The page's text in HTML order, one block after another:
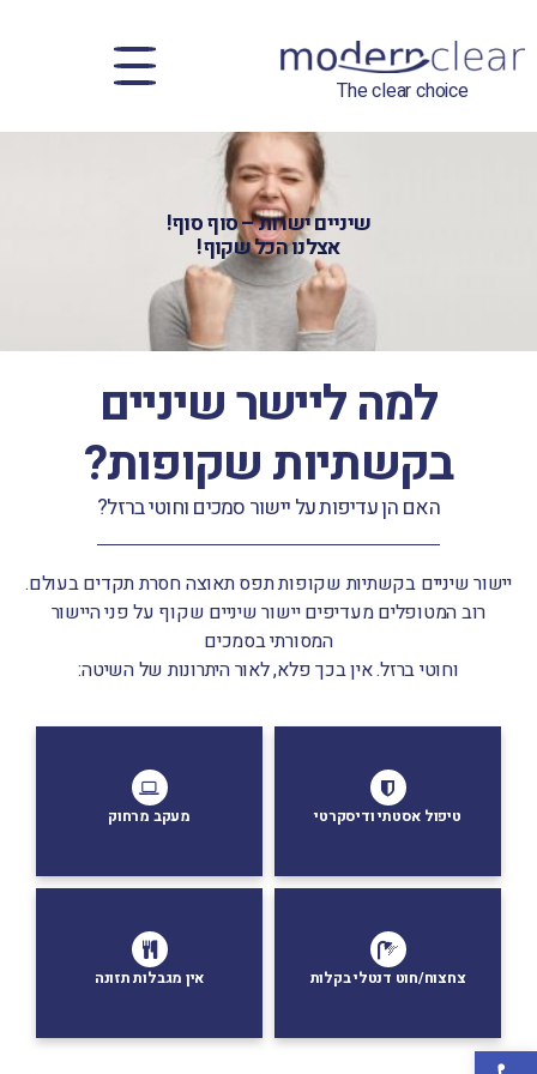
פתח סרגל נגישות
The clear choice
שיניים ישרות – סוף סוף!
אצלנו הכל שקוף!
למה ליישר שיניים
בקשתיות שקופות?
האם הן עדיפות על יישור סמכים וחוטי ברזל?
יישור שיניים בקשתיות שקופות תפס תאוצה חסרת תקדים בעולם.
רוב המטופלים מעדיפים יישור שיניים שקוף על פני היישור
המסורתי בסמכים
וחוטי ברזל. אין בכך פלא, לאור היתרונות של השיטה:
טיפול אסטתי ודיסקרטי
קשתיות בלתי נראות ושקופות
מעקב מרחוק
המטופל מחליף קשתיות בבית, ביקור
במרפאה אחת לחודשיים בלבד
צחצוח/חוט דנטלי בקלות
אין ברזלים שמפריעים, ניתן להורדה
לצחצוח שיניים
אין מגבלות תזונה
אין ברזלים שהמזון "נתקע" בתוכם